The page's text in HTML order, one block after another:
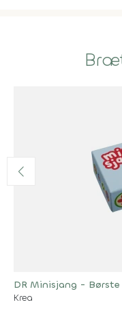
DR Minisjang - Børste
Krea